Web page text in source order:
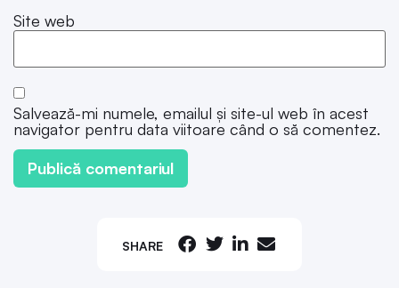
SHARE
Site web
Salvează-mi numele, emailul și site-ul web în acest
navigator pentru data viitoare când o să comentez.